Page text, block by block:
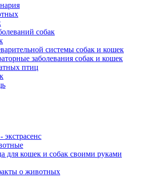
собак
системы собак и кошек
заболевания собак и кошек
птиц
для кошек и собак своими руками
о животных